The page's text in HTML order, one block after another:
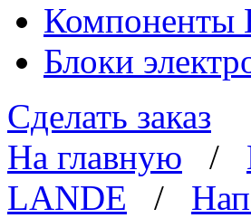
Компоненты
Блоки
Сделать заказ
На главную /
LANDE /